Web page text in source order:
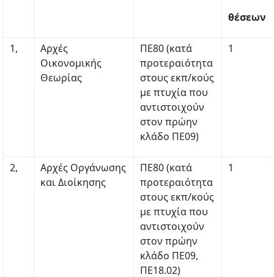
θέσεων
1,
Αρχές
Οικονομικής
Θεωρίας
ΠΕ80 (κατά
προτεραιότητα
στους εκπ/κούς
με πτυχία που
αντιστοιχούν
στον πρώην
κλάδο ΠΕ09)
1
2,
Αρχές Οργάνωσης
και Διοίκησης
ΠΕ80 (κατά
προτεραιότητα
στους εκπ/κούς
με πτυχία που
αντιστοιχούν
στον πρώην
κλάδο ΠΕ09,
ΠΕ18.02)
1